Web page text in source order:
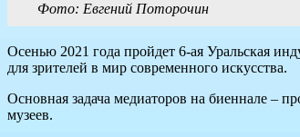
Фото: Евгений Поторочин
Осенью 2021 года пройдет 6-ая Уральская
для зрителей в мир современного искусства.
Основная задача медиаторов на биеннале –
музеев.